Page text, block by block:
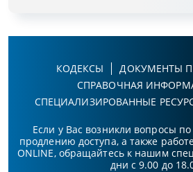
КОДЕКСЫ
ДОКУМЕНТЫ
СПРАВОЧНАЯ
СПЕЦИАЛИЗИРОВАННЫЕ
Если у Вас возникли вопросы
продлению доступа, а также
ONLINE, обращайтесь к нашим
дни с 9.00 до